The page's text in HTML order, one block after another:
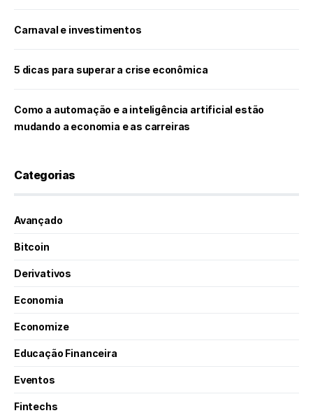
Carnaval e investimentos
5 dicas para superar a crise econômica
Como a automação e a inteligência artificial estão
mudando a economia e as carreiras
Categorias
Avançado
Bitcoin
Derivativos
Economia
Economize
Educação Financeira
Eventos
Fintechs